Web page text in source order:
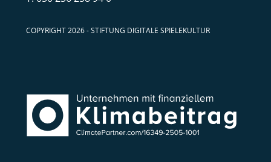
COPYRIGHT 2026 - STIFTUNG DIGITALE SPIELEKULTUR